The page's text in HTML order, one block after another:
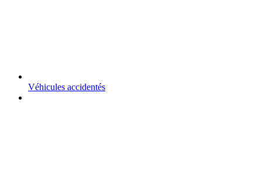
Véhicules accidentés